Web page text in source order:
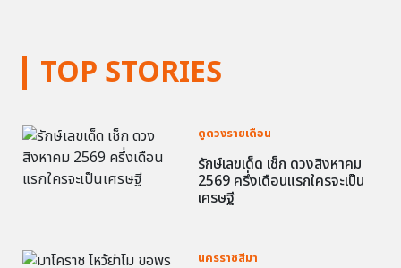
TOP STORIES
ดูดวงรายเดือน
รักษ์เลขเด็ด เช็ก ดวงสิงหาคม
2569 ครึ่งเดือนแรกใครจะเป็น
เศรษฐี
นครราชสีมา